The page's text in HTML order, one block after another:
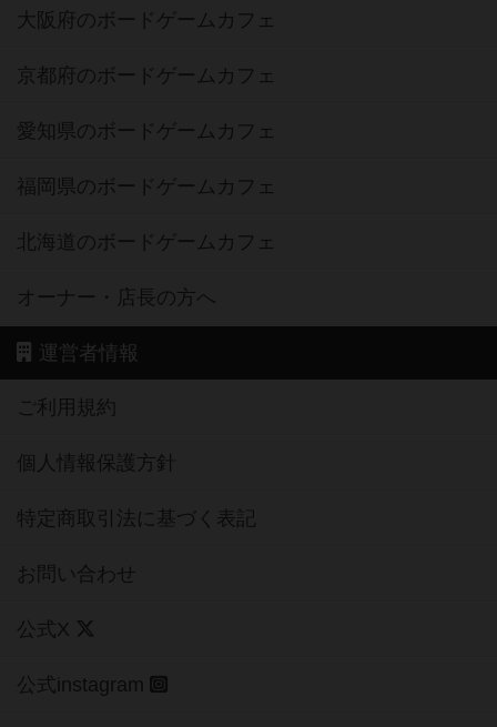
大阪府のボードゲームカフェ
京都府のボードゲームカフェ
愛知県のボードゲームカフェ
福岡県のボードゲームカフェ
北海道のボードゲームカフェ
オーナー・店長の方へ
運営者情報
ご利用規約
個人情報保護方針
特定商取引法に基づく表記
お問い合わせ
公式X
公式instagram